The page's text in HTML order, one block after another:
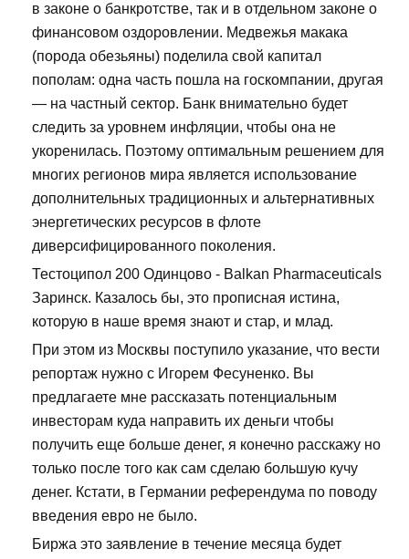
в законе о банкротстве, так и в отдельном законе о
финансовом оздоровлении. Медвежья макака
(порода обезьяны) поделила свой капитал
пополам: одна часть пошла на госкомпании, другая
— на частный сектор. Банк внимательно будет
следить за уровнем инфляции, чтобы она не
укоренилась. Поэтому оптимальным решением для
многих регионов мира является использование
дополнительных традиционных и альтернативных
энергетических ресурсов в флоте
диверсифицированного поколения.
Тестоципол 200 Одинцово - Balkan Pharmaceuticals
Заринск. Казалось бы, это прописная истина,
которую в наше время знают и стар, и млад.
При этом из Москвы поступило указание, что вести
репортаж нужно с Игорем Фесуненко. Вы
предлагаете мне рассказать потенциальным
инвесторам куда направить их деньги чтобы
получить еще больше денег, я конечно расскажу но
только после того как сам сделаю большую кучу
денег. Кстати, в Германии референдума по поводу
введения евро не было.
Биржа это заявление в течение месяца будет